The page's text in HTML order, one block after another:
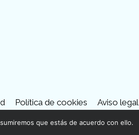
Política de cookies Aviso legal
que estás de acuerdo con ello.